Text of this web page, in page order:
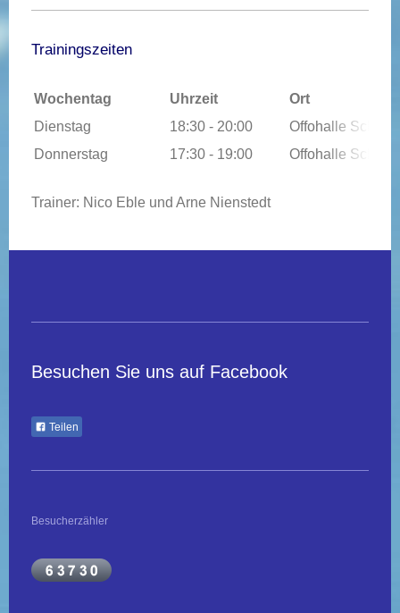
Trainingszeiten
Wochentag Uhrzeit
Ort
Dienstag
18:30 - 20:00
Offohalle
Donnerstag
17:30 - 19:00 Offohalle
Trainer: Nico Eble und Arne Nienstedt
Besuchen Sie uns auf Facebook
Teilen
Besucherzähler